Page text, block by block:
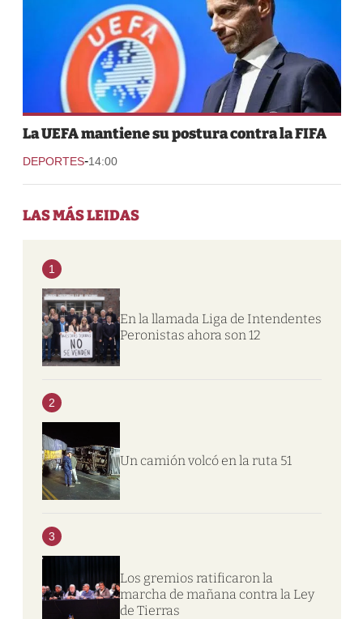
La UEFA mantiene su postura contra la FIFA
DEPORTES-14:00
LAS MÁS LEIDAS
1
En la llamada Liga de Intendentes
Peronistas ahora son 12
2
Un camión volcó en la ruta 51
3
Los gremios ratificaron la
marcha de mañana contra la Ley
de Tierras